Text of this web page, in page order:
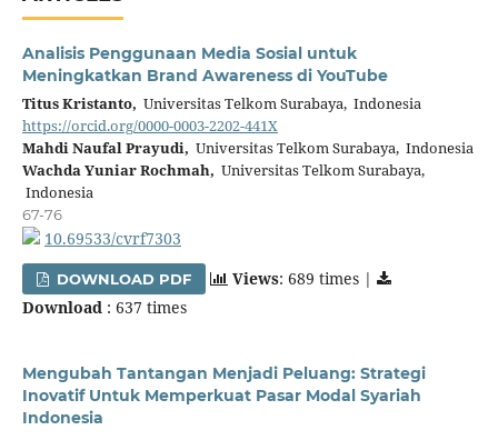
Analisis Penggunaan Media Sosial untuk
Meningkatkan Brand Awareness di YouTube
Titus Kristanto, Universitas Telkom Surabaya, Indonesia
https://orcid.org/0000-0003-2202-441X
Mahdi Naufal Prayudi, Universitas Telkom Surabaya, Indonesia
Wachda Yuniar Rochmah, Universitas Telkom Surabaya,
Indonesia
67-76
10.69533/cvrf7303
DOWNLOAD PDF Views: 689 times |
Download: 637 times
Mengubah Tantangan Menjadi Peluang: Strategi
Inovatif Untuk Memperkuat Pasar Modal Syariah
Indonesia